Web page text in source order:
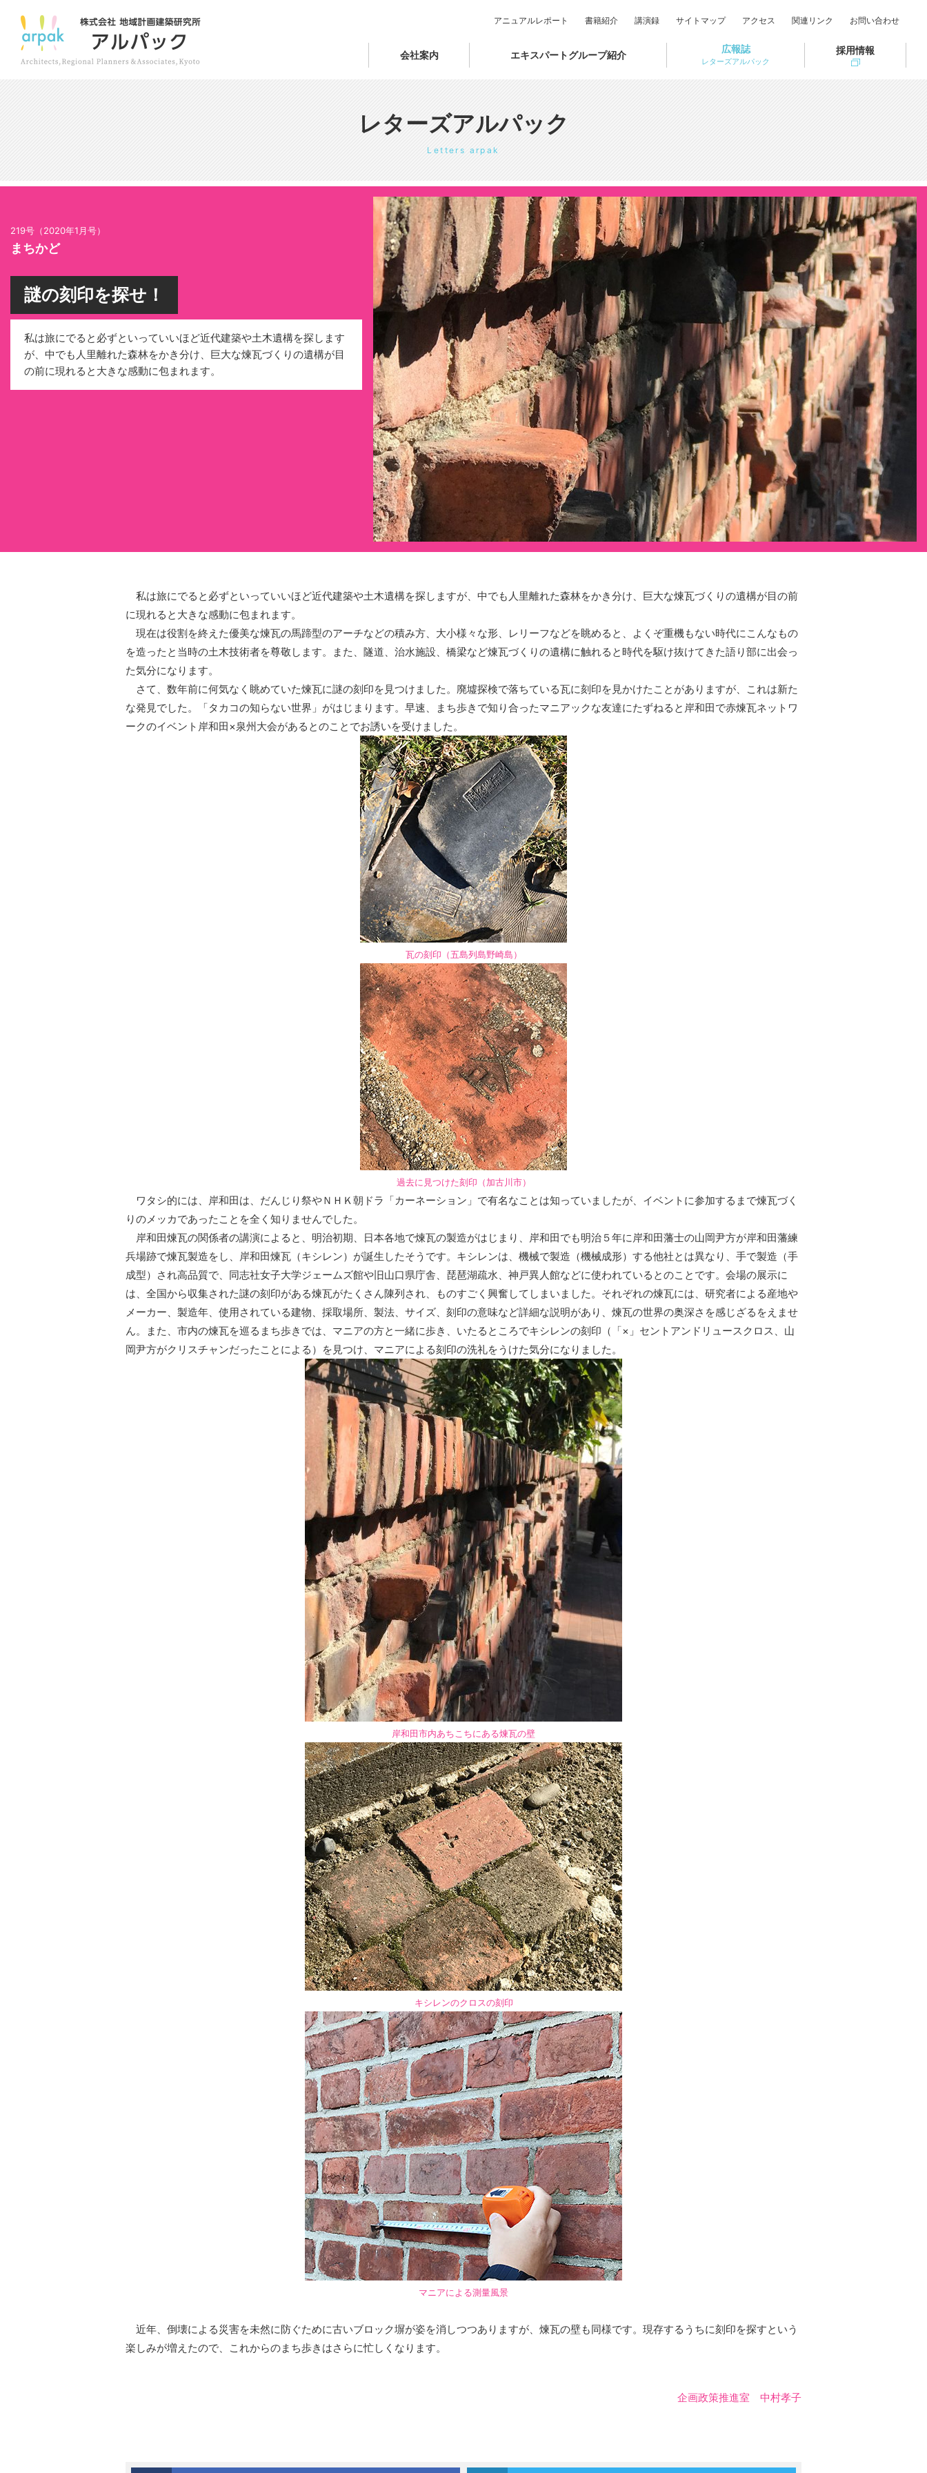
会社案内 エキスパートグループ紹介
広報誌
レターズアルパック
採用情報
アニュアルレポート 書籍紹介 講演録 サイトマップ アクセス 関連リンク お問い合わせ
レターズアルパック
Letters arpak
219号（2020年1月号）
まちかど
謎の刻印を探せ！
私は旅にでると必ずといっていいほど近代建築や土木遺構を探します
が、中でも人里離れた森林をかき分け、巨大な煉瓦づくりの遺構が目
の前に現れると大きな感動に包まれます。
私は旅にでると必ずといっていいほど近代建築や土木遺構を探しますが、中でも人里離れた森林をかき分け、巨大な煉瓦づくりの遺構が目の前
に現れると大きな感動に包まれます。
現在は役割を終えた優美な煉瓦の馬蹄型のアーチなどの積み方、大小様々な形、レリーフなどを眺めると、よくぞ重機もない時代にこんなもの
を造ったと当時の土木技術者を尊敬します。また、隧道、治水施設、橋梁など煉瓦づくりの遺構に触れると時代を駆け抜けてきた語り部に出会っ
た気分になります。
さて、数年前に何気なく眺めていた煉瓦に謎の刻印を見つけました。廃墟探検で落ちている瓦に刻印を見かけたことがありますが、これは新た
な発見でした。「タカコの知らない世界」がはじまります。早速、まち歩きで知り合ったマニアックな友達にたずねると岸和田で赤煉瓦ネットワ
ークのイベント岸和田×泉州大会があるとのことでお誘いを受けました。
瓦の刻印（五島列島野崎島）
過去に見つけた刻印（加古川市）
ワタシ的には、岸和田は、だんじり祭やＮＨＫ朝ドラ「カーネーション」で有名なことは知っていましたが、イベントに参加するまで煉瓦づく
りのメッカであったことを全く知りませんでした。
岸和田煉瓦の関係者の講演によると、明治初期、日本各地で煉瓦の製造がはじまり、岸和田でも明治５年に岸和田藩士の山岡尹方が岸和田藩練
兵場跡で煉瓦製造をし、岸和田煉瓦（キシレン）が誕生したそうです。キシレンは、機械で製造（機械成形）する他社とは異なり、手で製造（手
成型）され高品質で、同志社女子大学ジェームズ館や旧山口県庁舎、琵琶湖疏水、神戸異人館などに使われているとのことです。会場の展示に
は、全国から収集された謎の刻印がある煉瓦がたくさん陳列され、ものすごく興奮してしまいました。それぞれの煉瓦には、研究者による産地や
メーカー、製造年、使用されている建物、採取場所、製法、サイズ、刻印の意味など詳細な説明があり、煉瓦の世界の奥深さを感じざるをえませ
ん。また、市内の煉瓦を巡るまち歩きでは、マニアの方と一緒に歩き、いたるところでキシレンの刻印（「×」セントアンドリュースクロス、山
岡尹方がクリスチャンだったことによる）を見つけ、マニアによる刻印の洗礼をうけた気分になりました。
岸和田市内あちこちにある煉瓦の壁
キシレンのクロスの刻印
マニアによる測量風景
近年、倒壊による災害を未然に防ぐために古いブロック塀が姿を消しつつありますが、煉瓦の壁も同様です。現存するうちに刻印を探すという
楽しみが増えたので、これからのまち歩きはさらに忙しくなります。
企画政策推進室 中村孝子